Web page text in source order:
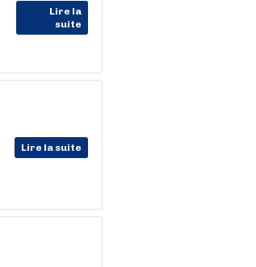
Lire la
suite
Lire la suite